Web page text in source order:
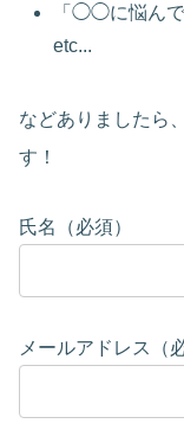
「◯◯に悩んで
etc...
などありましたら
す！
氏名（必須）
メールアドレス（